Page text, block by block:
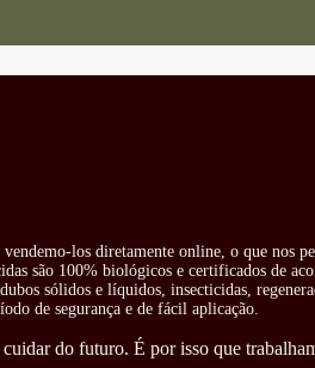
los diretamente online, o que
são 100% biológicos e certificados de
sólidos e líquidos, insecticidas,
de segurança e de fácil aplicação.
do futuro. É por isso que